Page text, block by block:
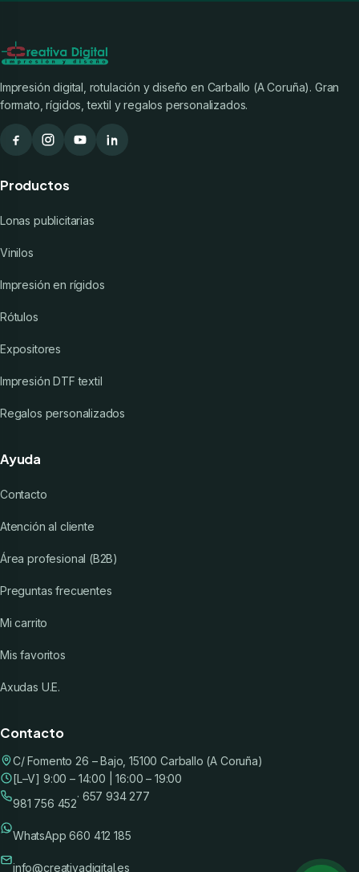
Impresión digital, rotulación y diseño en Carballo (A Coruña). Gran
formato, rígidos, textil y regalos personalizados.
Productos
Lonas publicitarias
Vinilos
Impresión en rígidos
Rótulos
Expositores
Impresión DTF textil
Regalos personalizados
Ayuda
Contacto
Atención al cliente
Área profesional (B2B)
Preguntas frecuentes
Mi carrito
Mis favoritos
Axudas U.E.
Contacto
C/ Fomento 26 – Bajo, 15100 Carballo (A Coruña)
[L–V] 9:00 – 14:00 | 16:00 – 19:00
981 756 452
· 657 934 277
WhatsApp 660 412 185
info@creativadigital.es